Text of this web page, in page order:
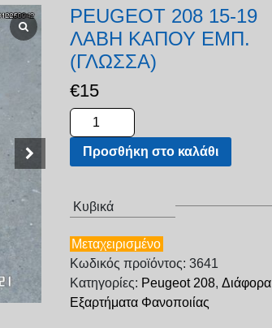
PEUGEOT 208 15-19
ΛΑΒΗ ΚΑΠΟΥ ΕΜΠ.
(ΓΛΩΣΣΑ)
€15
Προσθήκη στο καλάθι
Κυβικά
Μεταχειρισμένο
Κωδικός προϊόντος: 3641
Κατηγορίες: Peugeot 208, Διάφορα
Εξαρτήματα Φανοποιίας